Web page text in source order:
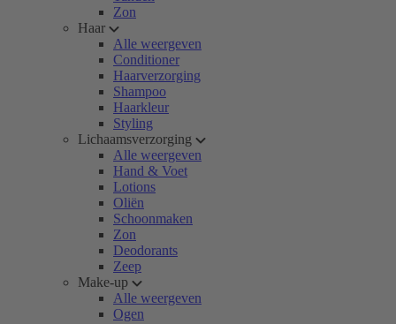
Zon
Haar
Alle weergeven
Conditioner
Haarverzorging
Shampoo
Haarkleur
Styling
Lichaamsverzorging
Alle weergeven
Hand & Voet
Lotions
Oliën
Schoonmaken
Zon
Deodorants
Zeep
Make-up
Alle weergeven
Ogen